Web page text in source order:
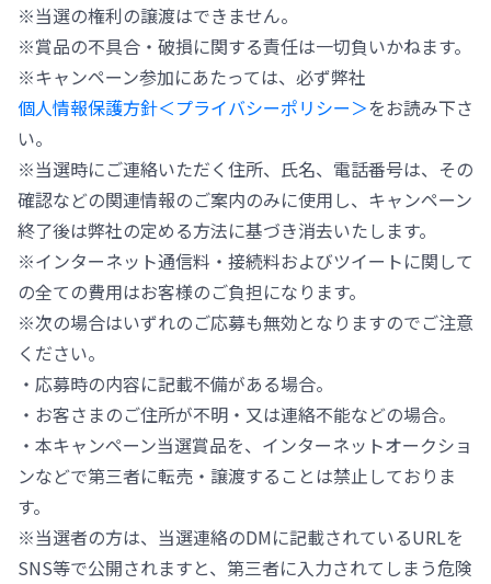
※当選の権利の譲渡はできません。
※賞品の不具合・破損に関する責任は一切負いかねます。
※キャンペーン参加にあたっては、必ず弊社
個人情報保護方針＜プライバシーポリシー＞をお読み下さ
い。
※当選時にご連絡いただく住所、氏名、電話番号は、その
確認などの関連情報のご案内のみに使用し、キャンペーン
終了後は弊社の定める方法に基づき消去いたします。
※インターネット通信料・接続料およびツイートに関して
の全ての費用はお客様のご負担になります。
※次の場合はいずれのご応募も無効となりますのでご注意
ください。
・応募時の内容に記載不備がある場合。
・お客さまのご住所が不明・又は連絡不能などの場合。
・本キャンペーン当選賞品を、インターネットオークショ
ンなどで第三者に転売・譲渡することは禁止しておりま
す。
※当選者の方は、当選連絡のDMに記載されているURLを
SNS等で公開されますと、第三者に入力されてしまう危険